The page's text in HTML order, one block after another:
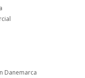
Danemarca